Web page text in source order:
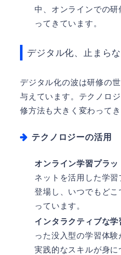
中、オンラインでの
ってきています。
デジタル化、止まら
デジタル化の波は研修の
与えています。テクノロ
修方法も大きく変わってき
テクノロジーの活用
オンライン学習プラッ
ネットを活用した学
登場し、いつでもど
っています。
インタラクティブな学
った没入型の学習体験
実践的なスキルが身に